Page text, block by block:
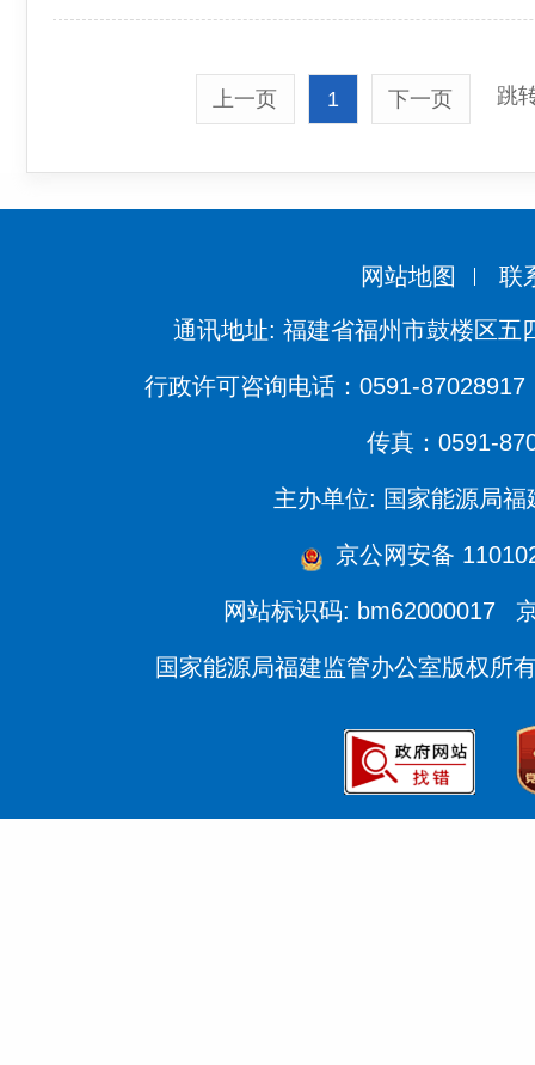
上一页 1 下一页 跳
网站地图 联
通讯地址: 福建省福州市鼓楼区五
行政许可咨询电话：0591-
传真：0591-
主办单位: 国家能源局福
京公网安备
网站标识码: bm62000017
国家能源局福建监管办公室版权所